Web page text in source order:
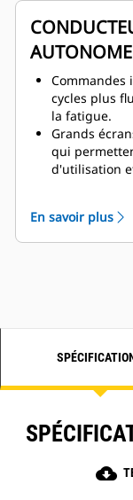
de
réglables sur
AUTONOME
cycles plus
la fatigue.
Grands
qui
d'utilisation
mesurant et
pour
Nouveaux
l'efficacité
d'excavation.
Prévention
empêche
le
En savoir plus
cloud_download